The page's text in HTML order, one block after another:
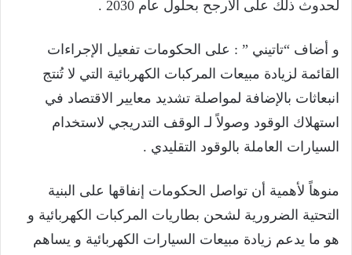
لحدوث ذلك على الأرجح بحلول عام 2030 .
و أضاف “تاتيني ” : على الحكومات تفعيل الإجراءات
القائمة لزيادة مبيعات المركبات الكهربائية التي لا تُنتج
انبعاثات بالإضافة لمواصلة تشديد معايير الاقتصاد في
استهلاك الوقود وصولاً لـ الوقف التدريجي لاستخدام
السيارات العاملة بالوقود التقليدي .
منوهاً لأهمية أن تواصل الحكومات إنفاقها على البنية
التحتية الضرورية لشحن بطاريات المركبات الكهربائية و
هو ما يدعم زيادة مبيعات السيارات الكهربائية و يساهم